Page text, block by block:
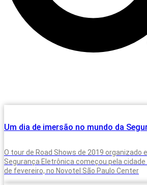
Um dia de imersão no mundo da
O tour de Road Shows de 2019 organizado
Segurança Eletrônica começou pela cidade
de fevereiro, no Novotel São Paulo Center